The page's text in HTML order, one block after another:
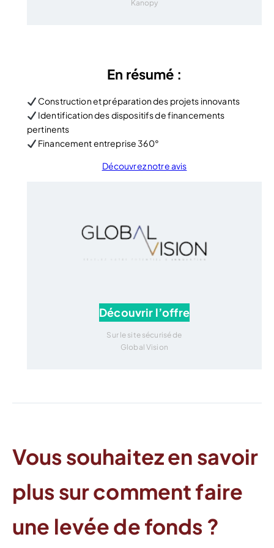
Kanopy
En résumé :
Construction et préparation des projets innovants
Identification des dispositifs de financements
pertinents
Financement entreprise 360°
Découvrez notre avis
Découvrir l’offre
Sur le site sécurisé de
Global Vision
Vous souhaitez en savoir
plus sur comment faire
une levée de fonds ?